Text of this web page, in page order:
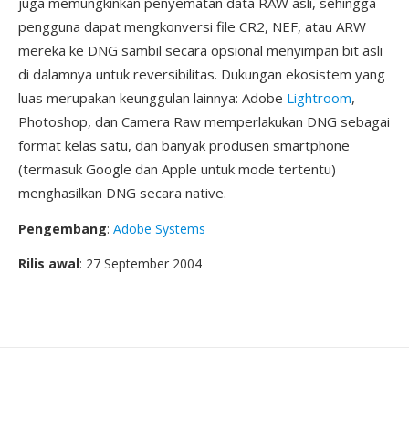
pengguna dapat mengkonversi file CR2, NEF, atau ARW
mereka ke DNG sambil secara opsional menyimpan bit asli
di dalamnya untuk reversibilitas. Dukungan ekosistem yang
luas merupakan keunggulan lainnya: Adobe Lightroom,
Photoshop, dan Camera Raw memperlakukan DNG sebagai
format kelas satu, dan banyak produsen smartphone
(termasuk Google dan Apple untuk mode tertentu)
menghasilkan DNG secara native.
Pengembang: Adobe Systems
Rilis awal: 27 September 2004